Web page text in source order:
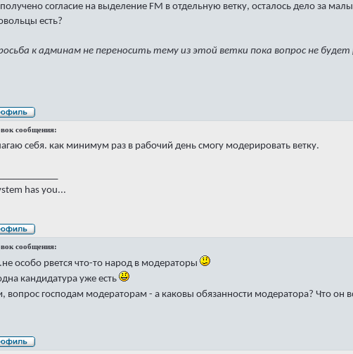
согласие на выделение FM в отдельную ветку, осталось дело за
есть?
к админам не переносить тему из этой ветки пока вопрос не
сообщения:
себя. как минимум раз в рабочий день смогу модерировать ветку.
has you...
сообщения:
особо рвется что-то народ в модераторы
кандидатура уже есть
вопрос господам модераторам - а каковы обязанности модератора? Что он